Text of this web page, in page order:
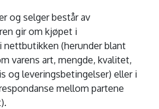
og selger består av
gir om kjøpet i
(herunder blant
varens art, mengde, kvalitet,
og leveringsbetingelser) eller i
mellom partene